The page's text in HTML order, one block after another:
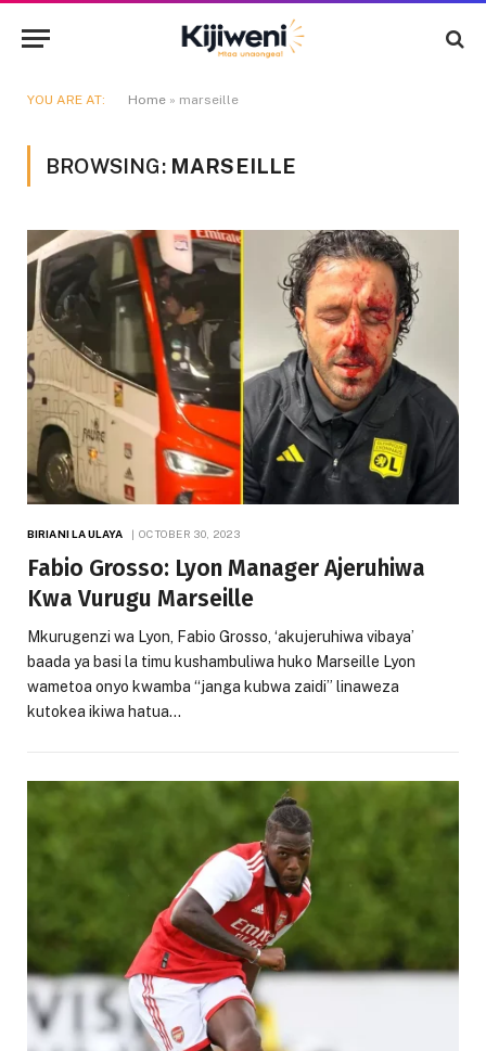
YOU ARE AT: Home » marseille
BROWSING: MARSEILLE
BIRIANI LA ULAYA OCTOBER 30, 2023
Fabio Grosso: Lyon Manager Ajeruhiwa
Kwa Vurugu Marseille
Mkurugenzi wa Lyon, Fabio Grosso, ‘akujeruhiwa vibaya’
baada ya basi la timu kushambuliwa huko Marseille Lyon
wametoa onyo kwamba “janga kubwa zaidi” linaweza
kutokea ikiwa hatua…